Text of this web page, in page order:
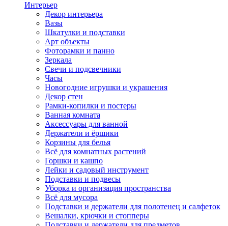
Интерьер
Декор интерьера
Вазы
Шкатулки и подставки
Арт объекты
Фоторамки и панно
Зеркала
Свечи и подсвечники
Часы
Новогодние игрушки и украшения
Декор стен
Рамки-копилки и постеры
Ванная комната
Аксессуары для ванной
Держатели и ёршики
Корзины для белья
Всё для комнатных растений
Горшки и кашпо
Лейки и садовый инструмент
Подставки и подвесы
Уборка и организация пространства
Всё для мусора
Подставки и держатели для полотенец и салфеток
Вешалки, крючки и стопперы